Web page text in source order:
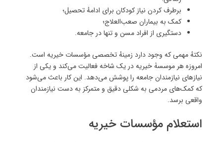
برطرف کردن نیاز کودکان برای ادامهٔ تحصیل؛
کمک به بیماران صعب‌العلاج؛
دستگیری از افراد مسن و تنها در جامعه.
نکتهٔ مهمی که وجود دارد زمینهٔ تخصصی مؤسسات خیریه است.
امروزه هر موسسۀ خیریه در یک شاخه فعالیت می‌کند و یکی از
نیازهای نیازمندان جامعه را پوشش می‌دهد. این کار باعث می‌شود
که کمک‌های مردمی به شکلی دقیق و متمرکز به دست نیازمندان
واقعی برسد.
استعلام مؤسسات خیریه